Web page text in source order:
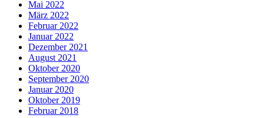
Mai 2022
März 2022
Februar 2022
Januar 2022
Dezember 2021
August 2021
Oktober 2020
September 2020
Januar 2020
Oktober 2019
Februar 2018